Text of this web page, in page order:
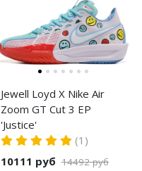
Jewell Loyd X Nike Air
Zoom GT Cut 3 EP
'Justice'
(1)
10111 руб 14492 руб